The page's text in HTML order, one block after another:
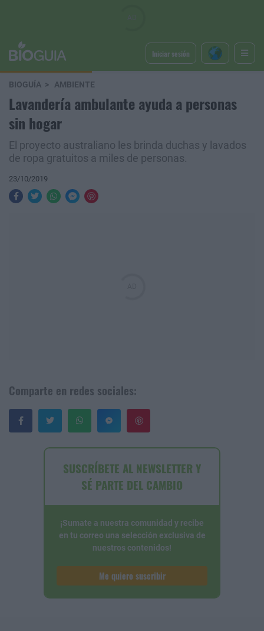
Iniciar sesión
BIOGUÍA AMBIENTE
Lavandería ambulante ayuda a personas
sin hogar
El proyecto australiano les brinda duchas y lavados
de ropa gratuitos a miles de personas.
23/10/2019
Comparte en redes sociales:
SUSCRÍBETE AL NEWSLETTER Y
SÉ PARTE DEL CAMBIO
¡Sumate a nuestra comunidad y recibe
en tu correo una selección exclusiva de
nuestros contenidos!
Me quiero suscribir